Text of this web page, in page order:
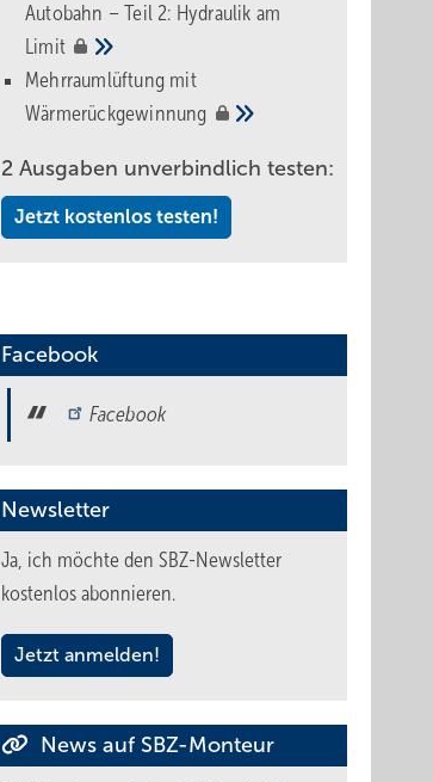
Autobahn – Teil 2: Hydraulik am
Limit
Mehrraumlüftung mit
Wärmerückgewinnung
2 Ausgaben unverbindlich testen:
Jetzt kostenlos testen!
Facebook
Facebook
Newsletter
Ja, ich möchte den SBZ-Newsletter
kostenlos abonnieren.
Jetzt anmelden!
News auf SBZ-Monteur